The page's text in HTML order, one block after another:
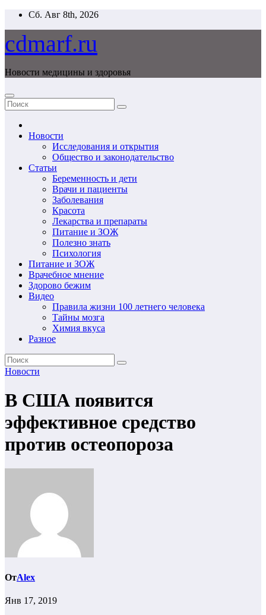
Перейти
содержимому
Сб. Авг 8th, 2026
cdmarf.ru
Новости медицины и здоровья
Новости
Исследования и открытия
Общество и законодательство
Статьи
Беременность и дети
Врачи и пациенты
Заболевания
Красота
Лекарства и препараты
Питание и ЗОЖ
Полезно знать
Психология
Питание и ЗОЖ
Врачебное мнение
Здорово бежим
Видео
Правила жизни 100 летнего человека
Тайны мозга
Химия вкуса
Разное
Новости
В США появится
эффективное средство
против остеопороза
ОтAlex
Янв 17, 2019